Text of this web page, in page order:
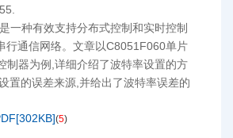
一种有效支持分布式控制和实时控制
行通信网络。文章以C8051F060单片
制器为例,详细介绍了波特率设置的方
置的误差来源,并给出了波特率误差的
302KB](5)